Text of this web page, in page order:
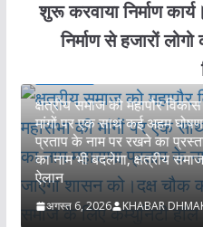
शुरू करवाया निर्माण
निर्माण से हजारों
क्षत्रीय समाज को महापौर
मांगों पर एक साथ कई अहम
प्रताप के नाम पर रखने का
का नाम भी बदलेगा, क्षत्रीय
ऐलान
अगस्त 6, 2026 KHABAR